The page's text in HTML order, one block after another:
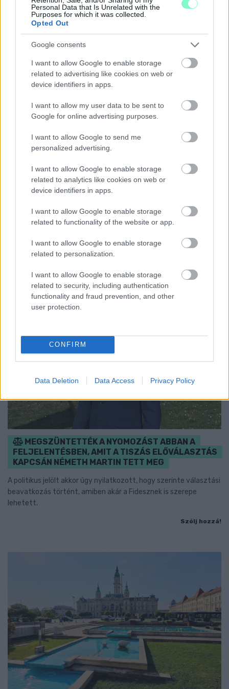
Personal Data that Is Unrelated with the
Purposes for which it was collected.
Opted Out
Google consents
I want to allow Google to enable storage
related to advertising like cookies on web or
device identifiers in apps.
I want to allow my user data to be sent to
Google for online advertising purposes.
I want to allow Google to send me
personalized advertising.
I want to allow Google to enable storage
related to analytics like cookies on web or
device identifiers in apps.
I want to allow Google to enable storage
related to functionality of the website or app.
I want to allow Google to enable storage
related to personalization.
I want to allow Google to enable storage
related to security, including authentication
functionality and fraud prevention, and other
user protection.
CONFIRM
Data Deletion Data Access Privacy Policy
HÚSZEZER FORINTÉRT, VIZSGÁLAT NÉLKÜL ÍRT
FEL NYUGTATÓT – A GYŐRI ÜGYÉSZSÉG VÁDAT
A Kapuvári járás egyik állami pszichiátriai szakrendelésén
dolgozó férfi receptenként 10 ezer forintért állított ki
MEGSZÜNTETTÉK A NYOMOZÁST ABBAN A
FELJELENTÉSBEN, AMIT A TISZÁS ELŐVÁLASZTÁS
KAPCSÁN NÉMETH MARTIN TETT MEG
A politikus jelölt akkor úgy nyilatkozott, hogy szerinte választási
beavatkozás történt, amiben akár a Fidesznek is szerepe
lehetett.
Szólj hozzá!